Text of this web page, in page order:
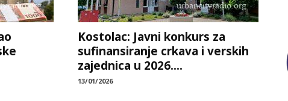
Kostolac: Javni konkurs za
sufinansiranje crkava i verskih
zajednica u 2026....
13/01/2026